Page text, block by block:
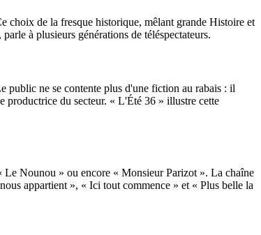
choix de la fresque historique, mêlant grande Histoire et
à plusieurs générations de téléspectateurs.
public ne se contente plus d'une fiction au rabais : il
productrice du secteur. « L'Été 36 » illustre cette
Le Nounou » ou encore « Monsieur Parizot ». La chaîne
appartient », « Ici tout commence » et « Plus belle la